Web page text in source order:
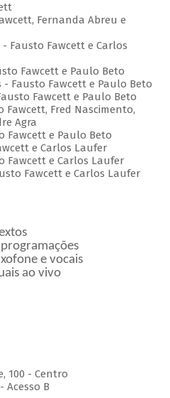
Fernanda Abreu e
Fausto Fawcett e Carlos
Fawcett e Paulo Beto
- Fausto Fawcett e Paulo Beto
Fawcett e Paulo Beto
Fred Nascimento,
Agra
Fawcett e Paulo Beto
e Carlos Laufer
Fawcett e Carlos Laufer
Fawcett e Carlos Laufer
e vocais
ao vivo
100 - Centro
Acesso B